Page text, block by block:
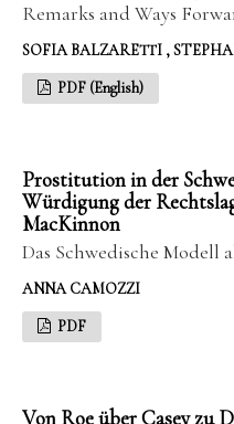
Remarks and Ways
SOFIA BALZARETTI ,
PDF (English)
Prostitution in der
Würdigung der
MacKinnon
Das Schwedische Modell
ANNA CAMOZZI
PDF
Von Roe über Casey zu